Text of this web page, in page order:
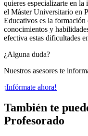
quieres especializarte en
el Máster Universitario en
Educativos es la formación
conocimientos y
efectiva estas dificultades
¿Alguna duda?
Nuestros asesores te
¡Infórmate ahora!
También te
Profesorado